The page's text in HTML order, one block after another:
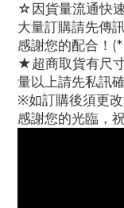
☆因貨量流通快
大量訂購請先傳
感謝您的配合！
★超商取貨有尺
量以上請先私訊
※如訂購後須更改
感謝您的光臨，